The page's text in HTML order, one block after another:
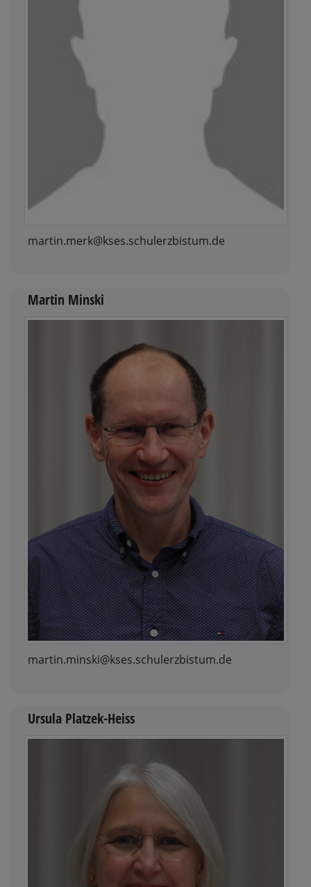
martin.merk@kses.schulerzbistum.de
Martin Minski
martin.minski@kses.schulerzbistum.de
Ursula Platzek-Heiss